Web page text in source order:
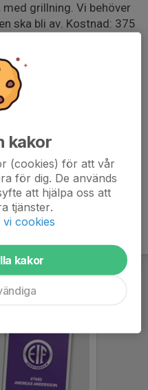
grillning. Vi behöver
ska bli av. Kostnad: 375
sjukhus kl 15.39.
För de som tar
till att de som åker
kakor
(cookies) för att vår
för dig. De används
att hjälpa oss att
tjänster.
cookies
kakor